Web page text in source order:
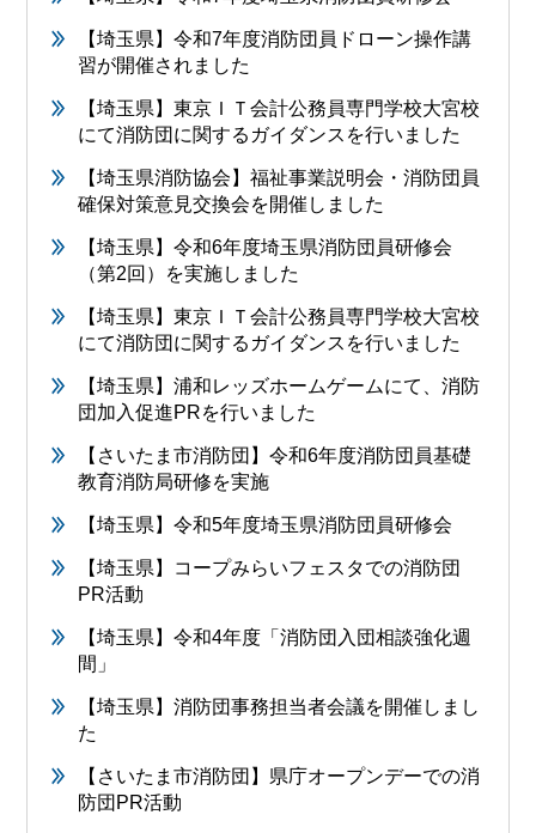
【埼玉県】令和7年度消防団員ドローン操作講
習が開催されました
【埼玉県】東京ＩＴ会計公務員専門学校大宮校
にて消防団に関するガイダンスを行いました
【埼玉県消防協会】福祉事業説明会・消防団員
確保対策意見交換会を開催しました
【埼玉県】令和6年度埼玉県消防団員研修会
（第2回）を実施しました
【埼玉県】東京ＩＴ会計公務員専門学校大宮校
にて消防団に関するガイダンスを行いました
【埼玉県】浦和レッズホームゲームにて、消防
団加入促進PRを行いました
【さいたま市消防団】令和6年度消防団員基礎
教育消防局研修を実施
【埼玉県】令和5年度埼玉県消防団員研修会
【埼玉県】コープみらいフェスタでの消防団
PR活動
【埼玉県】令和4年度「消防団入団相談強化週
間」
【埼玉県】消防団事務担当者会議を開催しまし
た
【さいたま市消防団】県庁オープンデーでの消
防団PR活動